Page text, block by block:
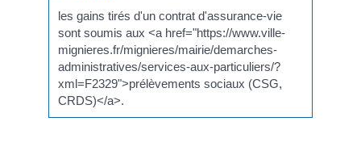
les gains tirés d'un contrat d'assurance-vie
sont soumis aux <a href="https://www.ville-
mignieres.fr/mignieres/mairie/demarches-
administratives/services-aux-particuliers/?
xml=F2329">prélèvements sociaux (CSG,
CRDS)</a>.